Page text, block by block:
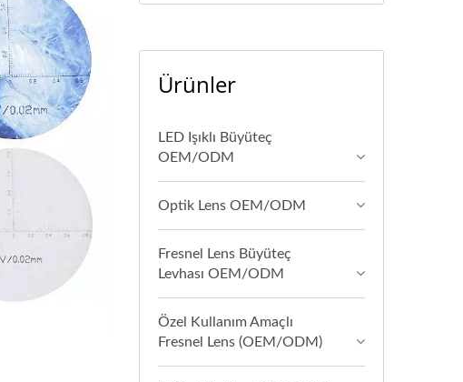
Ürünler
LED Işıklı Büyüteç
OEM/ODM
Optik Lens OEM/ODM
Fresnel Lens Büyüteç
Levhası OEM/ODM
Özel Kullanım Amaçlı
Fresnel Lens (OEM/ODM)